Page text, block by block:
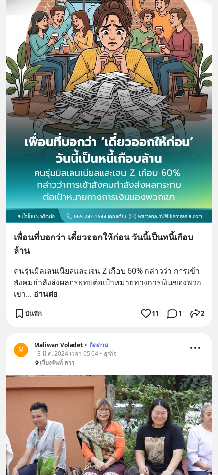
เพื่อนที่บอกว่า เดี๋ยวออกให้ก่อน วันนี้เป็นหนี้เกือบ
ล้าน
คนรุ่นมิลเลนเนียลและเจน Z เกือบ 60% กล่าวว่า การเข้า
สังคมกำลังส่งผลกระทบต่อเป้าหมายทางการเงินของพวก
เขา... อ่านต่อ
บันทึก 11 1 2
M
Maliwan Voladet • ติดตาม
13 มี.ค. 2024 เวลา 05:04 • ธุรกิจ
เวียงจันท์ ลาว